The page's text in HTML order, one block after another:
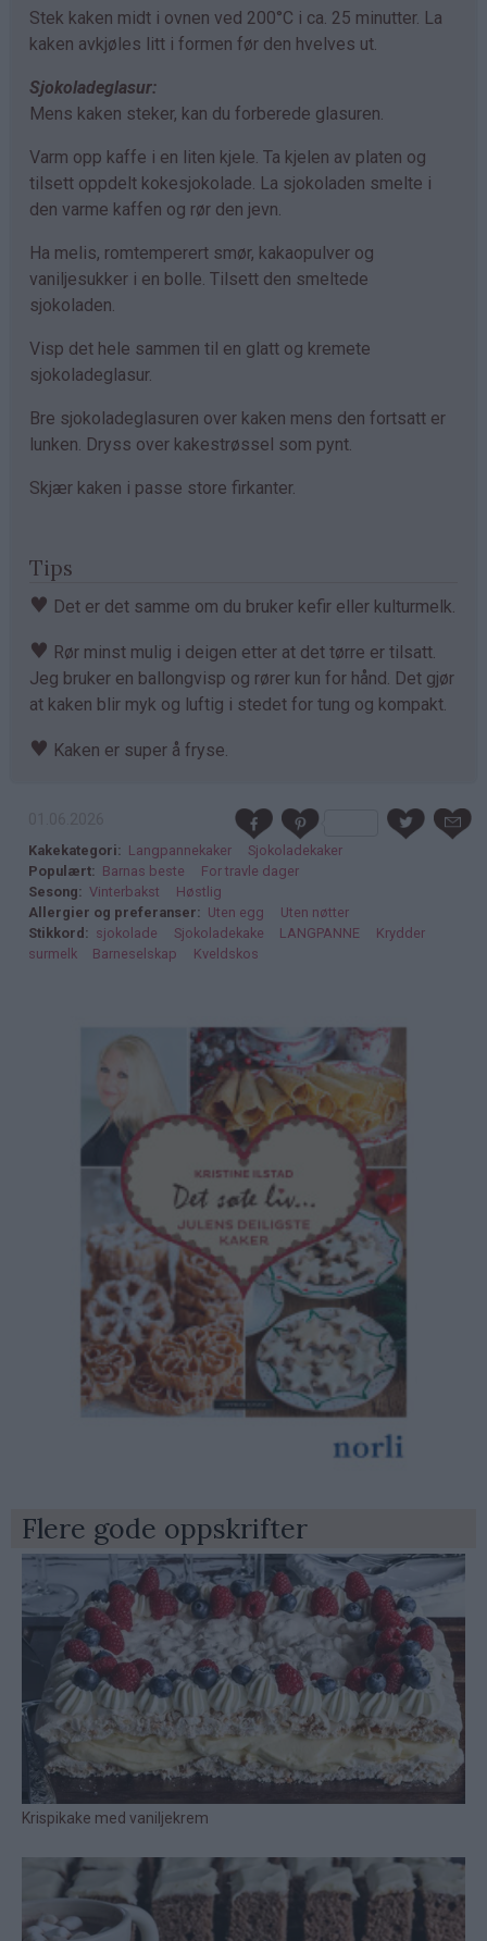
Stek kaken midt i ovnen ved 200°C i ca. 25 minutter. La
kaken avkjøles litt i formen før den hvelves ut.
Sjokoladeglasur:
Mens kaken steker, kan du forberede glasuren.
Varm opp kaffe i en liten kjele. Ta kjelen av platen og
tilsett oppdelt kokesjokolade. La sjokoladen smelte i
den varme kaffen og rør den jevn.
Ha melis, romtemperert smør, kakaopulver og
vaniljesukker i en bolle. Tilsett den smeltede
sjokoladen.
Visp det hele sammen til en glatt og kremete
sjokoladeglasur.
Bre sjokoladeglasuren over kaken mens den fortsatt er
lunken. Dryss over kakestrøssel som pynt.
Skjær kaken i passe store firkanter.
Tips
♥ Det er det samme om du bruker kefir eller kulturmelk.
♥ Rør minst mulig i deigen etter at det tørre er tilsatt.
Jeg bruker en ballongvisp og rører kun for hånd. Det gjør
at kaken blir myk og luftig i stedet for tung og kompakt.
♥ Kaken er super å fryse.
Kakekategori Langpannekaker
Sjokoladekaker
Populært
Barnas beste
For travle dager
Sesong
Vinterbakst
Høstlig
Allergier og preferanser
Uten egg
Uten nøtter
Stikkord
sjokolade Sjokoladekake LANGPANNE
Krydder
surmelk
Barneselskap Kveldskos